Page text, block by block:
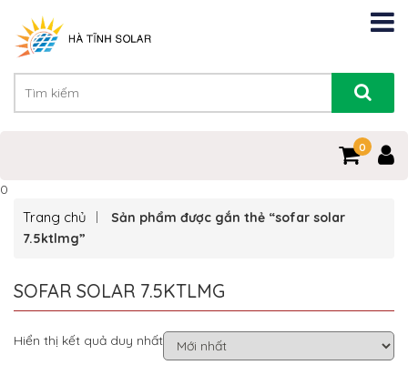
0
0
Trang chủ
Sản phẩm được gắn thẻ “sofar solar
7.5ktlmg”
SOFAR SOLAR 7.5KTLMG
Hiển thị kết quả duy nhất